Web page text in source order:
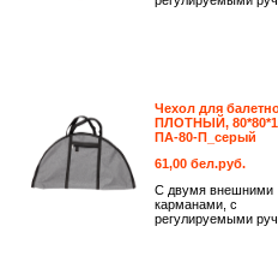
Чехол для
ПЛОТНЫЙ,
ПА-80-П_серый
61,00 бел.руб.
С двумя внешними
карманами, с
регулируемыми